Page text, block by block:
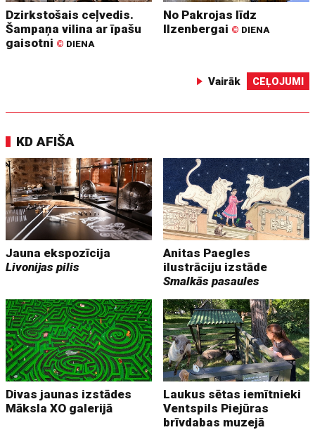
Dzirkstošais ceļvedis.
Šampaņa vilina ar īpašu
gaisotni © DIENA
No Pakrojas līdz
Ilzenbergai © DIENA
Vairāk CEĻOJUMI
KD AFIŠA
Jauna ekspozīcija
Livonijas pilis
Anitas Paegles
ilustrāciju izstāde
Smalkās pasaules
Divas jaunas izstādes
Māksla XO galerijā
Laukus sētas iemītnieki
Ventspils Piejūras
brīvdabas muzejā